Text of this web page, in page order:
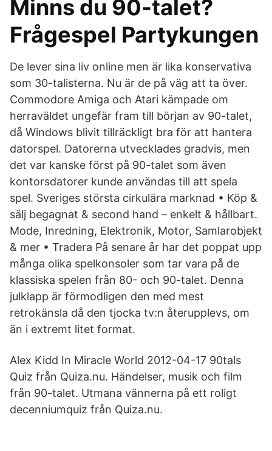
Minns du 90-talet?
Frågespel Partykungen
De lever sina liv online men är lika konservativa
som 30-talisterna. Nu är de på väg att ta över.
Commodore Amiga och Atari kämpade om
herraväldet ungefär fram till början av 90-talet,
då Windows blivit tillräckligt bra för att hantera
datorspel. Datorerna utvecklades gradvis, men
det var kanske först på 90-talet som även
kontorsdatorer kunde användas till att spela
spel. Sveriges största cirkulära marknad • Köp &
sälj begagnat & second hand – enkelt & hållbart.
Mode, Inredning, Elektronik, Motor, Samlarobjekt
& mer • Tradera På senare år har det poppat upp
många olika spelkonsoler som tar vara på de
klassiska spelen från 80- och 90-talet. Denna
julklapp är förmodligen den med mest
retrokänsla då den tjocka tv:n återupplevs, om
än i extremt litet format.
Alex Kidd In Miracle World 2012-04-17 90tals
Quiz från Quiza.nu. Händelser, musik och film
från 90-talet. Utmana vännerna på ett roligt
decenniumquiz från Quiza.nu.